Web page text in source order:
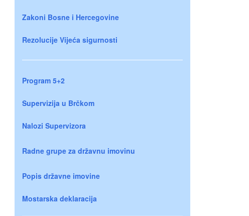
Zakoni Bosne i Hercegovine
Rezolucije Vijeća sigurnosti
Program 5+2
Supervizija u Brčkom
Nalozi Supervizora
Radne grupe za državnu imovinu
Popis državne imovine
Mostarska deklaracija